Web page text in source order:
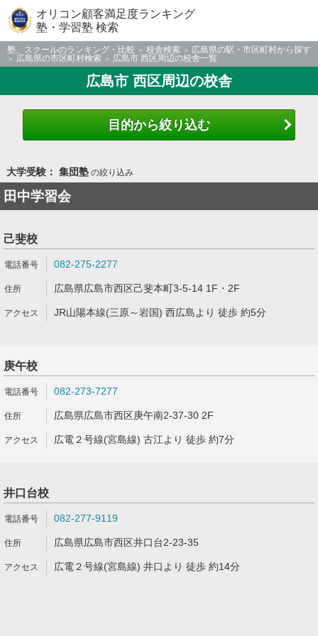
オリコン顧客満足度ランキング
塾・学習塾 検索
塾、スクールのランキング・比較 校舎検索
広島県の駅・市区町村から探す
広島県の市区町村検索
広島市 西区周辺の校舎一覧
広島市 西区周辺の校舎
目的から絞り込む
大学受験： 集団塾の絞り込み
田中学習会
己斐校
082-275-2277
広島県広島市西区己斐本町3-5-14 1F・2F
JR山陽本線(三原～岩国) 西広島より 徒歩 約5分
庚午校
082-273-7277
広島県広島市西区庚午南2-37-30 2F
広電２号線(宮島線) 古江より 徒歩 約7分
井口台校
082-277-9119
広島県広島市西区井口台2-23-35
広電２号線(宮島線) 井口より 徒歩 約14分